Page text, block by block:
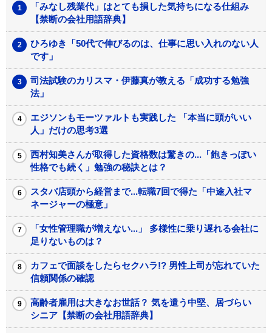
「みなし残業代」はとても損した気持ちになる仕組み
【禁断の会社用語辞典】
ひろゆき「50代で伸びるのは、仕事に思い入れのない人
です」
司法試験のカリスマ・伊藤真が教える「成功する勉強
法」
エジソンもモーツァルトも実践した 「本当に頭がいい
人」だけの思考3選
西村知美さんが取得した資格数は驚きの...「飽きっぽい
性格でも続く」勉強の秘訣とは？
スタバ店頭から経営まで...転職7回で得た「中途入社マ
ネージャーの極意」
「女性管理職が増えない...」 多様性に乗り遅れる会社に
足りないものは？
カフェで面談をしたらセクハラ!? 男性上司が忘れていた
信頼関係の確認
高齢者雇用は大きなお世話？ 気を遣う中堅、居づらい
シニア【禁断の会社用語辞典】